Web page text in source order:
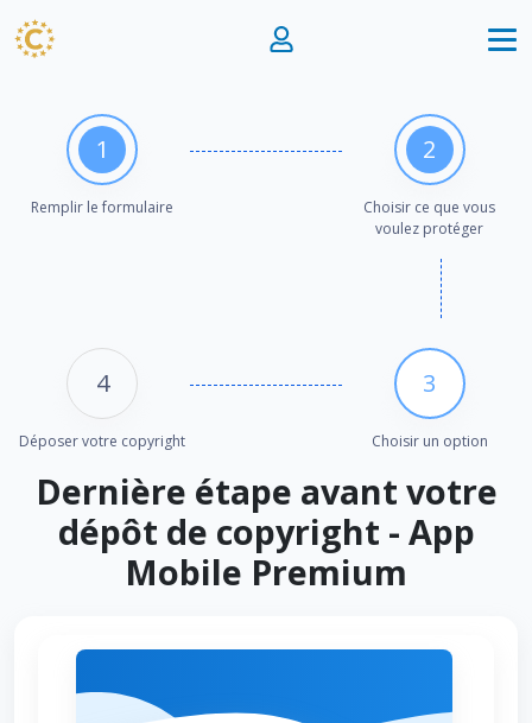
1
Remplir le formulaire
2
Choisir ce que vous
voulez protéger
3
Choisir un option
4
Déposer votre copyright
Dernière étape avant votre
dépôt de copyright - App
Mobile Premium